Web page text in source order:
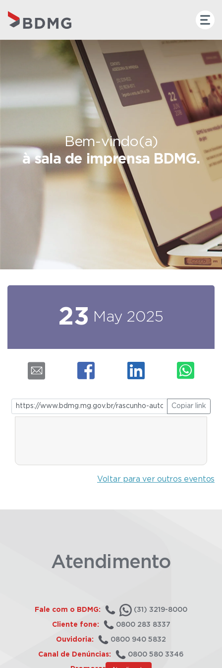
Bem-vindo(a)
à sala de imprensa BDMG.
23 May 2025
Copiar link
Voltar para ver outros eventos
Atendimento
Fale com o BDMG: (31) 3219-8000
Cliente fone: 0800 283 8337
Ouvidoria: 0800 940 5832
Canal de Denúncias: 0800 580 3346